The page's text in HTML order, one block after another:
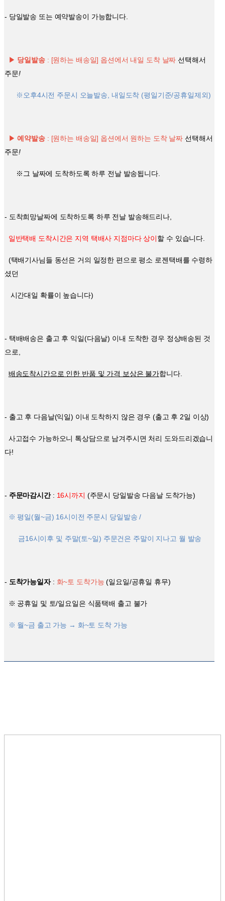
- 당일발송 또는 예약발송이 가능합니다.
▶ 당일발송: [원하는 배송일] 옵션에서 내일 도착 날짜 선택해서
주문!
※오후4시전 주문시 오늘발송, 내일도착 (평일기준/공휴일제외)
▶예약발송 : [원하는 배송일] 옵션에서 원하는 도착 날짜 선택해서
주문!
※그 날짜에 도착하도록 하루 전날 발송됩니다.
- 도착희망날짜에 도착하도록 하루 전날 발송해드리나,
일반택배 도착시간은 지역 택배사 지점마다 상이할 수 있습니다.
(택배기사님들 동선은 거의 일정한 편으로 평소 로젠택배를 수령하
셨던
시간대일 확률이 높습니다)
- 택배배송은 출고 후 익일(다음날) 이내 도착한 경우 정상배송된 것
으로,
배송도착시간으로 인한 반품 및 가격 보상은 불가합니다.
- 출고 후 다음날(익일) 이내 도착하지 않은 경우 (출고 후 2일 이상)
사고접수 가능하오니 톡상담으로 남겨주시면 처리 도와드리겠습니
다!
- 주문마감시간: 16시까지 (주문시 당일발송 다음날 도착가능)
※ 평일(월~금) 16시이전 주문시 당일발송 /
금16시이후 및 주말(토~일) 주문건은 주말이 지나고 월 발송
- 도착가능일자: 화~토 도착가능 (일요일/공휴일 휴무)
※ 공휴일 및 토/일요일은 식품택배 출고 불가
※ 월~금 출고 가능 → 화~토 도착 가능